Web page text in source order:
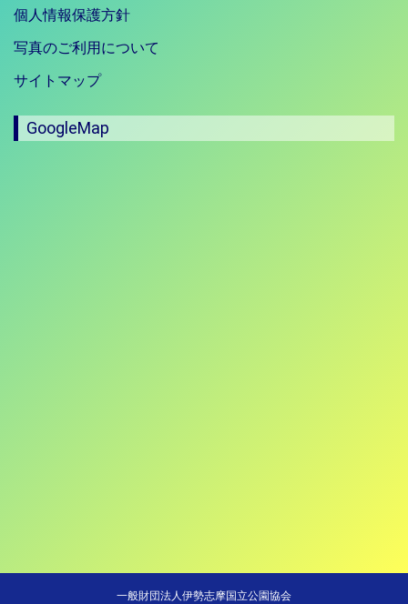
個人情報保護方針
写真のご利用について
サイトマップ
GoogleMap
一般財団法人伊勢志摩国立公園協会